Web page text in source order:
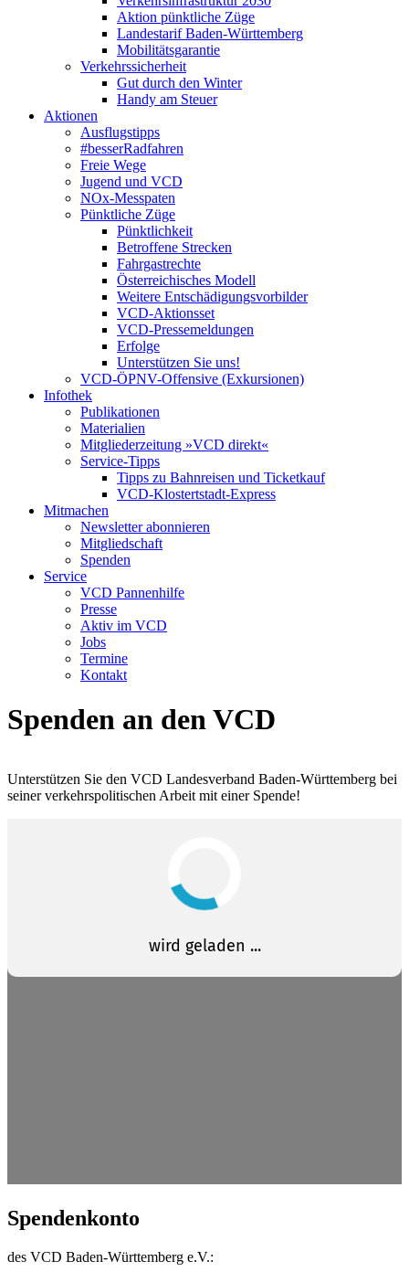
Aktion pünktliche Züge
Landestarif Baden-Württemberg
Mobilitätsgarantie
Verkehrssicherheit
Gut durch den Winter
Handy am Steuer
Aktionen
Ausflugstipps
#besserRadfahren
Freie Wege
Jugend und VCD
NOx-Messpaten
Pünktliche Züge
Pünktlichkeit
Betroffene Strecken
Fahrgastrechte
Österreichisches Modell
Weitere Entschädigungsvorbilder
VCD-Aktionsset
VCD-Pressemeldungen
Erfolge
Unterstützen Sie uns!
VCD-ÖPNV-Offensive (Exkursionen)
Infothek
Publikationen
Materialien
Mitgliederzeitung »VCD direkt«
Service-Tipps
Tipps zu Bahnreisen und Ticketkauf
VCD-Klostertstadt-Express
Mitmachen
Newsletter abonnieren
Mitgliedschaft
Spenden
Service
VCD Pannenhilfe
Presse
Aktiv im VCD
Jobs
Termine
Kontakt
Spenden an den VCD
Unterstützen Sie den VCD Landesverband Baden-Württemberg bei
seiner verkehrspolitischen Arbeit mit einer Spende!
Spendenkonto
des VCD Baden-Württemberg e.V.: